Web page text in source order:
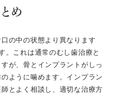
め
の中の状態より異なります
。これは通常のむし歯治療と
が、骨とインプラントがしっ
ように噛めます。インプラン
とよく相談し、適切な治療方